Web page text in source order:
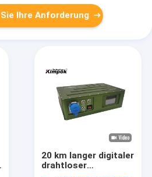
Sie Ihre Anforderung
20 km langer digitaler
drahtloser